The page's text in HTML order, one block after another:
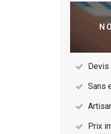
Devis
Sans
Prix